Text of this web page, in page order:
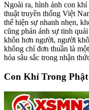
Ngoài ra, hình ảnh con khỉ
thuật truyền thống Việt
thể hiện sự nhanh nhẹn,
cũng phản ánh sự tinh
khôn hơn người, người
không chỉ đơn thuần là
hóa sâu sắc trong nhận
Con Khỉ Trong